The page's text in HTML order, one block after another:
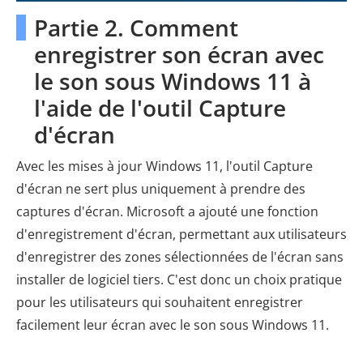
Partie 2. Comment
enregistrer son écran avec
le son sous Windows 11 à
l'aide de l'outil Capture
d'écran
Avec les mises à jour Windows 11, l'outil Capture
d'écran ne sert plus uniquement à prendre des
captures d'écran. Microsoft a ajouté une fonction
d'enregistrement d'écran, permettant aux utilisateurs
d'enregistrer des zones sélectionnées de l'écran sans
installer de logiciel tiers. C'est donc un choix pratique
pour les utilisateurs qui souhaitent enregistrer
facilement leur écran avec le son sous Windows 11.